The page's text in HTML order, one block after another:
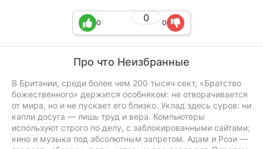
0
0 0
Про что Неизбранные
В Британии, среди более чем 200 тысяч сект, «Братство
божественного» держится особняком: не отворачивается
от мира, но и не пускает его близко. Уклад здесь суров: ни
капли досуга — лишь труд и вера. Компьютеры
используют строго по делу, с заблокированными сайтами;
кино и музыка под абсолютным запретом. Адам и Рози —